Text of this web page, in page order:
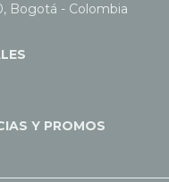
Bogotá - Colombia
Y PROMOS